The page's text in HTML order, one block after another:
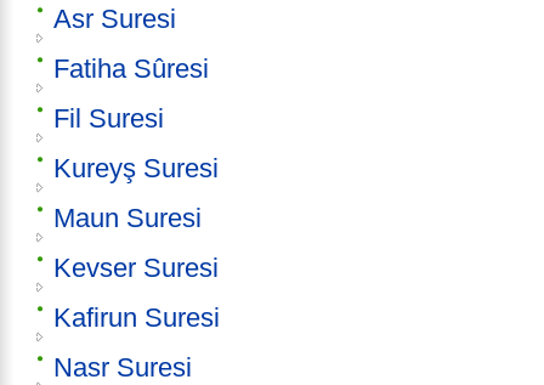
Asr Suresi
Fatiha Sûresi
Fil Suresi
Kureyş Suresi
Maun Suresi
Kevser Suresi
Kafirun Suresi
Nasr Suresi